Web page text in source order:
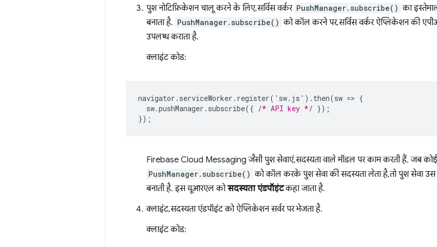
पुश नोटिफ़िकेशन चालू करने के लिए, सर्विस वर्कर PushManager.subscribe() का
बनाता है. PushManager.subscribe() को कॉल करने पर, सर्विस वर्कर ऐप्लिकेशन की
उपलब्ध कराता है.
क्लाइंट कोड:
navigator . serviceWorker . register(' sw. js '). then(sw => {
sw.pushManager . subscribe({ /* API key */ });
});
Firebase Cloud Messaging जैसी पुश सेवाएं, सदस्यता वाले मॉडल पर काम करती हैं. जब कोई
PushManager.subscribe() को कॉल करके पुश सेवा की सदस्यता लेता है, तो पुश सेवा
बनाती है. इस यूआरएल कोसदस्यता एंडपॉइंटकहा जाता है.
क्लाइंट, सदस्यता एंडपॉइंट को ऐप्लिकेशन सर्वर पर भेजता है.
क्लाइंट कोड: